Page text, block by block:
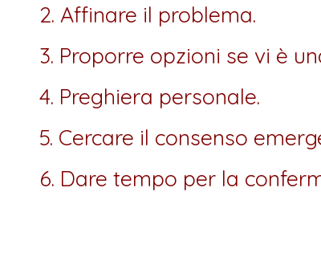
2. Affinare il problema.
3. Proporre opzioni se vi è
4. Preghiera personale.
5. Cercare il consenso
6. Dare tempo per la